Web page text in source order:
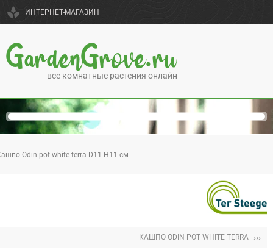
spa ИНТЕРНЕТ-МАГАЗИН
GardenGrove.ru
все комнатные растения онлайн
Odin pot white terra D11 H11 см
КАШПО ODIN POT WHITE TERRA ›››